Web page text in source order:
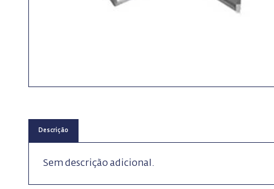
Descrição
Sem descrição adicional.